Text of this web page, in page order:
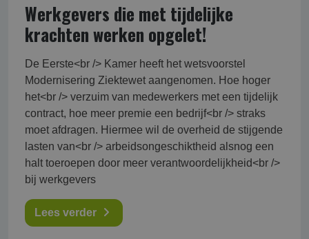
Werkgevers die met tijdelijke
krachten werken opgelet!
De Eerste<br /> Kamer heeft het wetsvoorstel
Modernisering Ziektewet aangenomen. Hoe hoger
het<br /> verzuim van medewerkers met een tijdelijk
contract, hoe meer premie een bedrijf<br /> straks
moet afdragen. Hiermee wil de overheid de stijgende
lasten van<br /> arbeidsongeschiktheid alsnog een
halt toeroepen door meer verantwoordelijkheid<br />
bij werkgevers
Lees verder